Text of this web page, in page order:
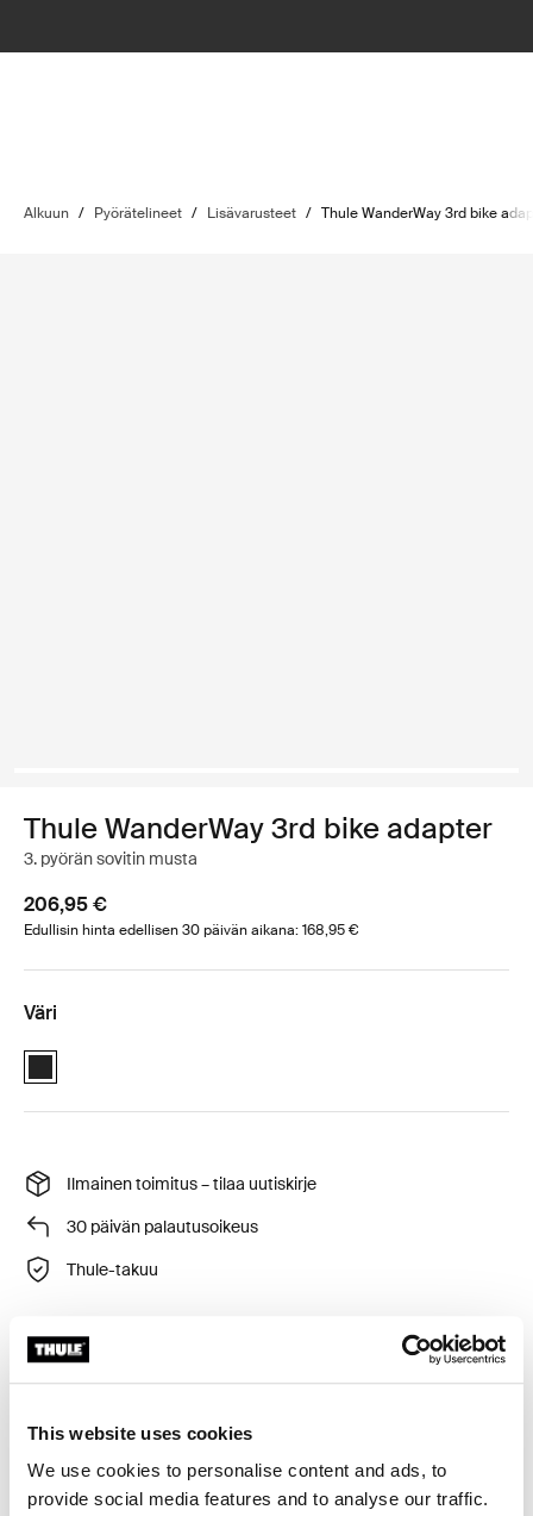
This website uses cookies
We use cookies to personalise content and ads, to
provide social media features and to analyse our traffic.
Alkuun / Pyörätelineet / Lisävarusteet / Thule WanderWay 3rd bike
Thule WanderWay 3rd bike adapter
3. pyörän sovitin musta
206,95 €
Edullisin hinta edellisen 30 päivän aikana: 168,95 €
Väri
Thule WanderWay 3rd bike adapter Musta (selected)
Ilmainen toimitus – tilaa uutiskirje
30 päivän palautusoikeus
Thule-takuu
Täydentää Thule WanderWay ‑telineen kapasiteettia